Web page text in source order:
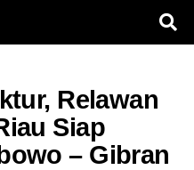
Relawan
Siap
– Gibran